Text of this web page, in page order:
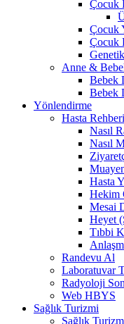
Çocuk
Çocuk
Çocuk
Anne &
Bebek
Bebek
Yönlendirme
Hasta Rehberi
Nasıl
Nasıl
Hasta
Hekim
Mesai
Heyet
Tıbbi
Randevu Al
Laboratuvar
Radyoloji
Web HBYS
Sağlık Turizmi
Sağlık